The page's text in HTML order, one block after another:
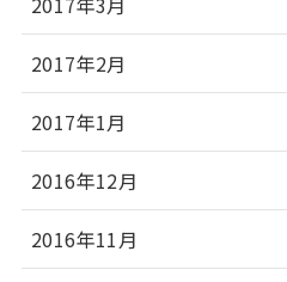
2017年2月
2017年1月
2016年12月
2016年11月